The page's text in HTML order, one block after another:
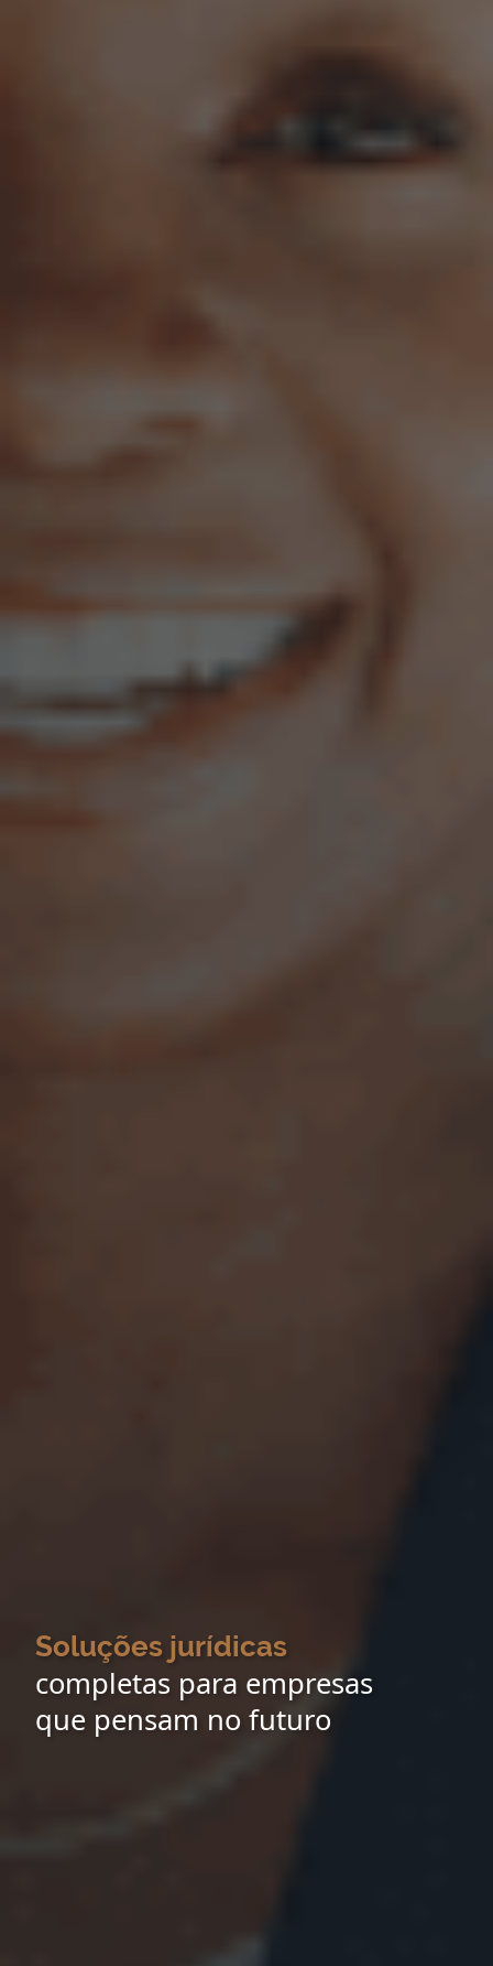
Soluções jurídicas
completas para empresas
que pensam no futuro